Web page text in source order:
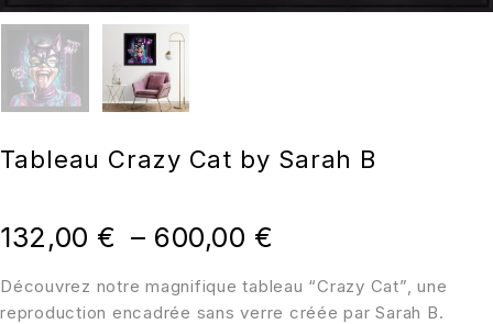
Tableau Crazy Cat by Sarah B
Découvrez notre magnifique tableau “Crazy Cat”, une
reproduction encadrée sans verre créée par Sarah B.
132,00 € – 600,00 €